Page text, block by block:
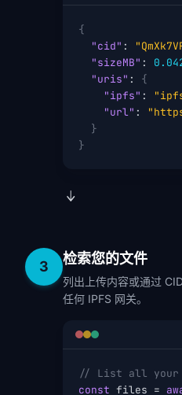
{
"cid" :
"sizeMB" :
"uris" : {
"ipfs" :
"url" :
}
}
3 检索您的文件
列出上传内容或通过
任何 IPFS 网关。
// List all your
const files =